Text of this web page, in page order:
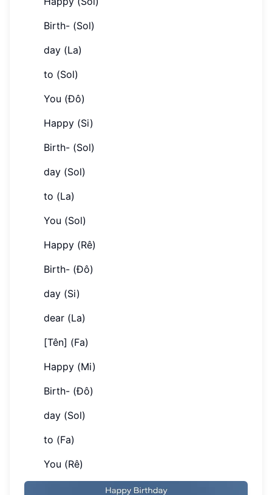
Birth- (Sol)
day (La)
to (Sol)
You (Đô)
Happy (Si)
Birth- (Sol)
day (Sol)
to (La)
You (Sol)
Happy (Rê)
Birth- (Đô)
day (Si)
dear (La)
[Tên] (Fa)
Happy (Mi)
Birth- (Đô)
day (Sol)
to (Fa)
You (Rê)